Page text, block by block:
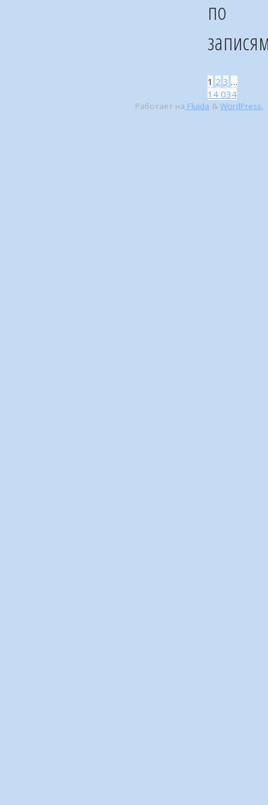
по
1 2 3 …
14 034
Работает на Fluida & WordPress.